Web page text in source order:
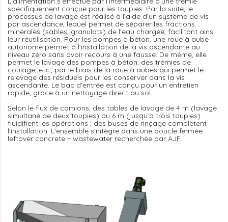
spécifiquement conçue pour les toupies. Par la suite, le
processus de lavage est réalisé à l’aide d’un système de vis
par ascendance, lequel permet de séparer les fractions
minérales (sables, granulats) de l’eau chargée, facilitant ainsi
leur réutilisation. Pour les pompes à béton, une roue à aube
autonome permet à l’installation de la vis ascendante au
niveau zéro sans avoir recours à une fausse. De même, elle
permet le lavage des pompes à béton, des trémies de
coulage, etc., par le biais de la roue à aubes qui permet le
relevage des résiduels pour les conserver dans la vis
ascendante. Le bac d’entrée est conçu pour un entretien
rapide, grâce à un nettoyage direct au sol.
Selon le flux de camions, des tables de lavage de 4 m (lavage
simultané de deux toupies) ou 6 m (jusqu’à trois toupies)
fluidifient les opérations ; des buses de rinçage complètent
l’installation. L’ensemble s’intègre dans une boucle fermée
leftover concrete + wastewater recherchée par AJF.